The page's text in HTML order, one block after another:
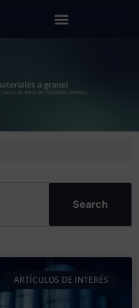
Search
ARTÍCULOS DE INTERÉS